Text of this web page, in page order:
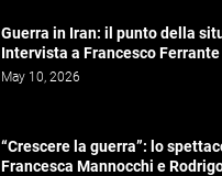
Guerra in Iran: il punto della
Intervista a Francesco Ferrante
May 10, 2026
“Crescere la guerra”: lo
Francesca Mannocchi e